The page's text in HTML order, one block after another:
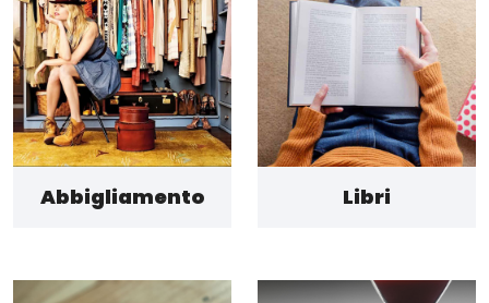
Abbigliamento Libri